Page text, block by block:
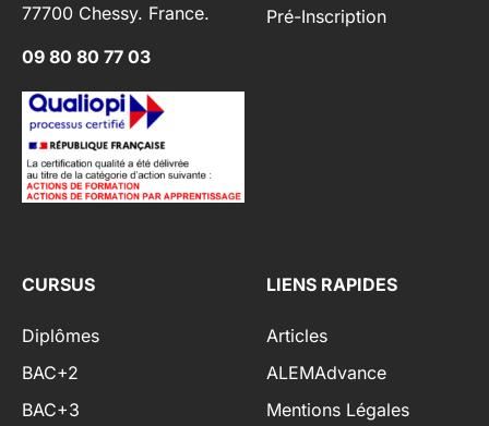
77700 Chessy. France.
09 80 80 77 03
Pré-Inscription
CURSUS
Diplômes
BAC+2
BAC+3
LIENS RAPIDES
Articles
ALEMAdvance
Mentions Légales